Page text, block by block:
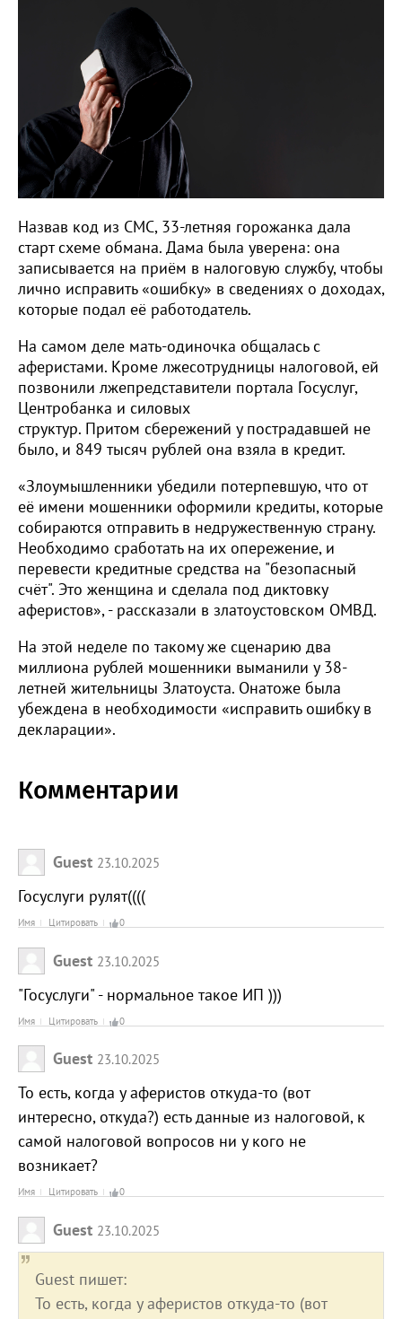
Назвав код из СМС, 33-летняя горожанка дала
старт схеме обмана. Дама была уверена: она
записывается на приём в налоговую службу, чтобы
лично исправить «ошибку» в сведениях о доходах,
которые подал её работодатель.
На самом деле мать-одиночка общалась с
аферистами. Кроме лжесотрудницы налоговой, ей
позвонили лжепредставители портала Госуслуг,
Центробанка и силовых
структур. Притом сбережений у пострадавшей не
было, и 849 тысяч рублей она взяла в кредит.
«Злоумышленники убедили потерпевшую, что от
её имени мошенники оформили кредиты, которые
собираются отправить в недружественную страну.
Необходимо сработать на их опережение, и
перевести кредитные средства на "безопасный
счёт". Это женщина и сделала под диктовку
аферистов», - рассказали в златоустовском ОМВД.
На этой неделе по такому же сценарию два
миллиона рублей мошенники выманили у 38-
летней жительницы Златоуста. Онатоже была
убеждена в необходимости «исправить ошибку в
декларации».
Комментарии
Guest 23.10.2025
Госуслуги рулят((((
Имя Цитировать 0
Guest 23.10.2025
"Госуслуги" - нормальное такое ИП )))
Имя Цитировать 0
Guest 23.10.2025
То есть, когда у аферистов откуда-то (вот
интересно, откуда?) есть данные из налоговой, к
самой налоговой вопросов ни у кого не
возникает?
Имя Цитировать 0
Guest 23.10.2025
Guest пишет:
То есть, когда у аферистов откуда-то (вот